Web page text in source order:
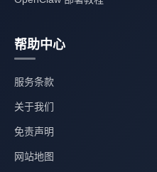
帮助中心
服务条款
关于我们
免责声明
网站地图